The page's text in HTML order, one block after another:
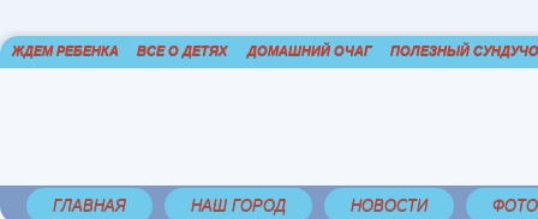
ЖДЕМ РЕБЕНКА ВСЕ О ДЕТЯХ ДОМАШНИЙ ОЧАГ ПОЛЕЗНЫЙ
ГЛАВНАЯ НАШ ГОРОД НОВОСТИ